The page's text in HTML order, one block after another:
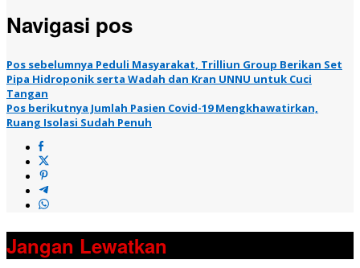
Navigasi pos
Pos sebelumnya Peduli Masyarakat, Trilliun Group Berikan Set
Pipa Hidroponik serta Wadah dan Kran UNNU untuk Cuci
Tangan
Pos berikutnya Jumlah Pasien Covid-19 Mengkhawatirkan,
Ruang Isolasi Sudah Penuh
Jangan Lewatkan